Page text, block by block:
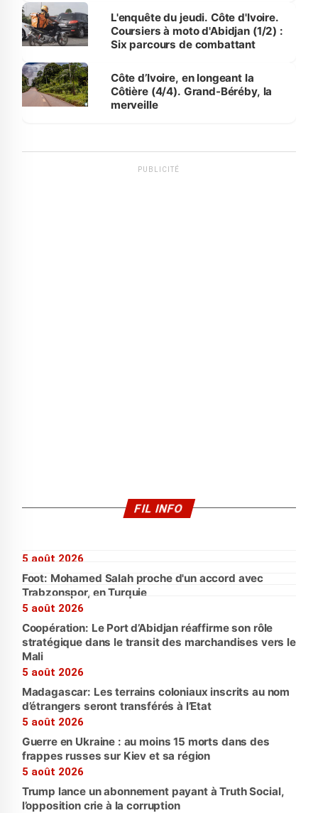
L'enquête du jeudi. Côte d'Ivoire.
Coursiers à moto d'Abidjan (1/2) :
Six parcours de combattant
Côte d’Ivoire, en longeant la
Côtière (4/4). Grand-Béréby, la
merveille
PUBLICITÉ
FIL INFO
5 août 2026
Foot: Mohamed Salah proche d'un accord avec
Trabzonspor, en Turquie
5 août 2026
Coopération: Le Port d’Abidjan réaffirme son rôle
stratégique dans le transit des marchandises vers le
Mali
5 août 2026
Madagascar: Les terrains coloniaux inscrits au nom
d’étrangers seront transférés à l’Etat
5 août 2026
Guerre en Ukraine : au moins 15 morts dans des
frappes russes sur Kiev et sa région
5 août 2026
Trump lance un abonnement payant à Truth Social,
l’opposition crie à la corruption